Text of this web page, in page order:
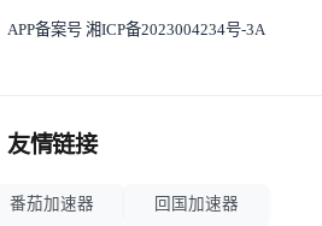
APP备案号 湘ICP备2023004234号-3A
友情链接
番茄加速器 回国加速器